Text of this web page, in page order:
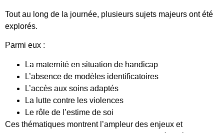
Tout au long de la journée, plusieurs sujets majeurs ont été
explorés.
Parmi eux :
La maternité en situation de handicap
L’absence de modèles identificatoires
L’accès aux soins adaptés
La lutte contre les violences
Le rôle de l’estime de soi
Ces thématiques montrent l’ampleur des enjeux et